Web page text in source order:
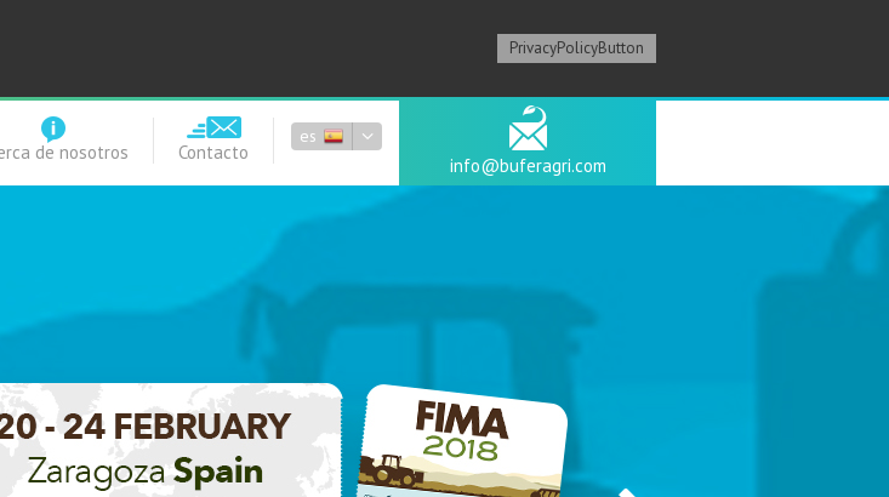
PrivacyPolicyButton
de nosotros Contacto
es
info@buferagri.com